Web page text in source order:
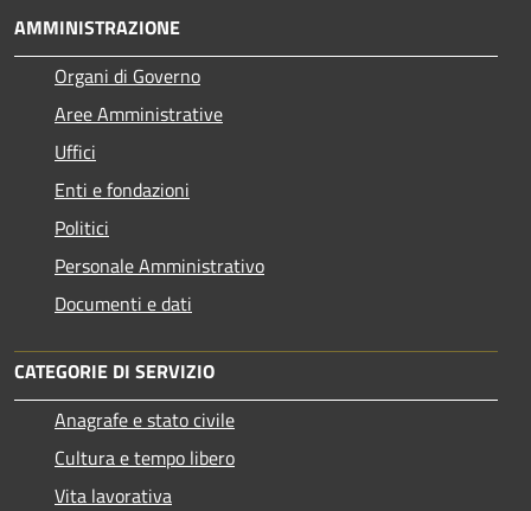
AMMINISTRAZIONE
Organi di Governo
Aree Amministrative
Uffici
Enti e fondazioni
Politici
Personale Amministrativo
Documenti e dati
CATEGORIE DI SERVIZIO
Anagrafe e stato civile
Cultura e tempo libero
Vita lavorativa